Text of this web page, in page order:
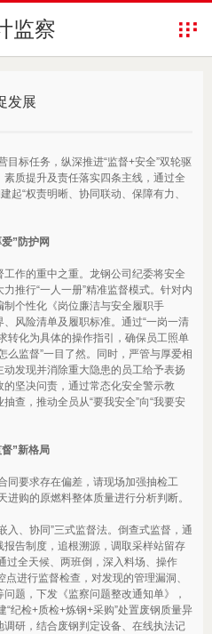
监察
发展
标任务，纵深推进“监督+安全”双轮驱
质提升及责任落实四条主线，通过全
起“权责明晰、协同联动、保障有力、
”防护网
作的重中之重。龙钢公司纪委将安全
推行“一人一册”精准监督模式。针对内
个性化《岗位廉洁与安全履职手
风险清单及履职标准。通过“一岗一清
转化为具体的操作指引，确保员工照单
么监督”一目了然。同时，严管与厚爱相
发现并消除重大隐患的员工给予表扬
坚决问责，通过常态化安全警示教
查，推动全员从“要我安全”向“我要安
”新格局
要求存在偏差，请现场加强抽检工
购的原燃料整体质量进行分析判断。
、协同”三式监督法。倒查式监督，通
告制度，追根溯源，调取采样站留存
过全天候、两班倒，深入料场、操作
进行监督检查，对发现的管理漏洞、
题，下发《监察问题整改通知单》，
纪检+质检+炼钢+采购”处置废钢质量异
研，结合废钢判定设备、在线执法记